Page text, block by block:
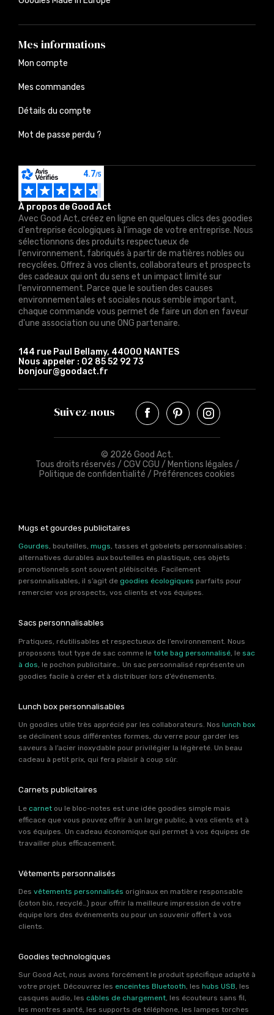
À propos de Good Act
Avec Good Act, créez en ligne en quelques clics des goodies
d'entreprise écologiques à l'image de votre entreprise. Nous
sélectionnons des produits respectueux de
l'environnement, fabriqués à partir de matières nobles ou
recyclées. Offrez à vos clients, collaborateurs et prospects
des cadeaux qui ont du sens et un impact limité sur
l'environnement. Parce que le soutien des causes
environnementales et sociales nous semble important,
chaque commande vous permet de faire un don en faveur
d'une association ou une ONG partenaire.
144 rue Paul Bellamy, 44000 NANTES
Nous appeler : 02 85 52 92 73
bonjour@goodact.fr
Mes informations
Mon compte
Mes commandes
Détails du compte
Mot de passe perdu ?
Suivez-nous
© 2026 Good Act.
Tous droits réservés / CGV CGU / Mentions légales /
Politique de confidentialité / Préférences cookies
Mugs et gourdes publicitaires
Gourdes, bouteilles, mugs, tasses et gobelets personnalisables :
alternatives durables aux bouteilles en plastique, ces objets
promotionnels sont souvent plébiscités. Facilement
personnalisables, il s’agit de goodies écologiques parfaits pour
remercier vos prospects, vos clients et vos équipes.
Sacs personnalisables
Pratiques, réutilisables et respectueux de l’environnement. Nous
proposons tout type de sac comme le tote bag personnalisé , le sac
à dos , le pochon publicitaire… Un sac personnalisé représente un
goodies facile à créer et à distribuer lors d’événements.
Lunch box personnalisables
Un goodies utile très apprécié par les collaborateurs. Nos lunch box
se déclinent sous différentes formes, du verre pour garder les
saveurs à l’acier inoxydable pour privilégier la légèreté. Un beau
cadeau à petit prix, qui fera plaisir à coup sûr.
Carnets publicitaires
Le carnet ou le bloc-notes est une idée goodies simple mais
efficace que vous pouvez offrir à un large public, à vos clients et à
vos équipes. Un cadeau économique qui permet à vos équipes de
travailler plus efficacement.
Vêtements personnalisés
Des vêtements personnalisés originaux en matière responsable
(coton bio, recyclé…) pour offrir la meilleure impression de votre
équipe lors des événements ou pour un souvenir offert à vos
clients.
Goodies technologiques
Sur Good Act, nous avons forcément le produit spécifique adapté à
votre projet. Découvrez les enceintes Bluetooth, les hubs USB, les
casques audio, les câbles de chargement, les écouteurs sans fil,
les montres santé, les supports de téléphone, les lampes torches